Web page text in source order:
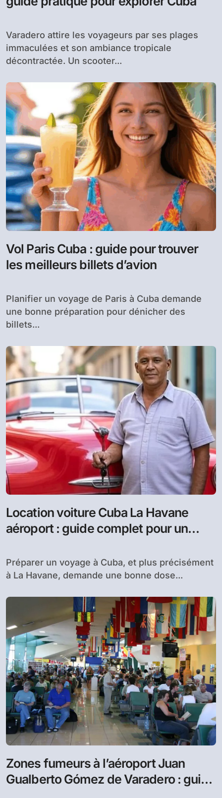
Varadero attire les voyageurs par ses plages
immaculées et son ambiance tropicale
décontractée. Un scooter...
Vol Paris Cuba : guide pour trouver
les meilleurs billets d’avion
Planifier un voyage de Paris à Cuba demande
une bonne préparation pour dénicher des
billets...
Location voiture Cuba La Havane
aéroport : guide complet pour un
Préparer un voyage à Cuba, et plus précisément
à La Havane, demande une bonne dose...
Zones fumeurs à l’aéroport Juan
Gualberto Gómez de Varadero : guide